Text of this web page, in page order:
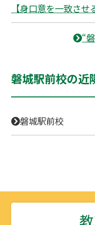
【身口意を一致させ
“
磐城駅前校の近
磐城駅前校